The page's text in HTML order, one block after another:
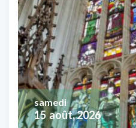
15 août, 2026
samedi